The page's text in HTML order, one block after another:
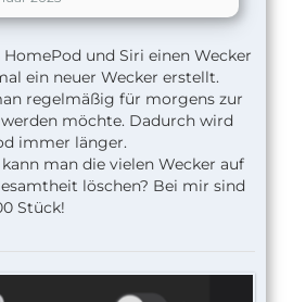
und Siri einen Wecker
ein neuer Wecker erstellt.
regelmäßig für morgens zur
möchte. Dadurch wird
immer länger.
man die vielen Wecker auf
löschen? Bei mir sind
Stück!